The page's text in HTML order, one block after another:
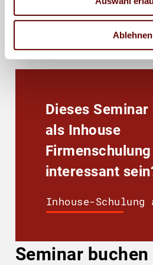
Ablehnen
Dieses
als Inhouse
interessant
Inhouse-Schulung
Seminar buchen